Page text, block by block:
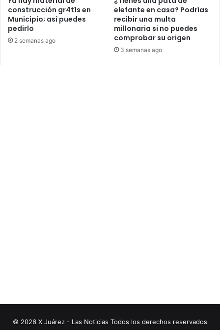
construcción gr4t1s en
Municipio; así puedes
pedirlo
2 semanas ago
elefante en casa? Podrías
recibir una multa
millonaria si no puedes
comprobar su origen
3 semanas ago
© 2026 X Juárez - Las Noticias Todos los derechos reservados